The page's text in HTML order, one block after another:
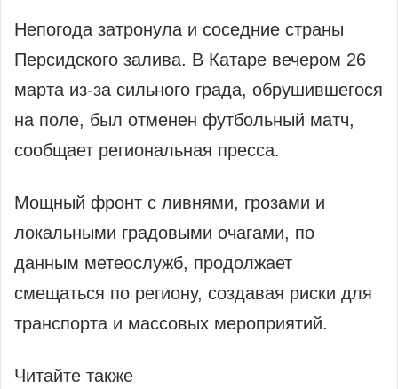
Непогода затронула и соседние страны
Персидского залива. В Катаре вечером 26
марта из‑за сильного града, обрушившегося
на поле, был отменен футбольный матч,
сообщает региональная пресса.
Мощный фронт с ливнями, грозами и
локальными градовыми очагами, по
данным метеослужб, продолжает
смещаться по региону, создавая риски для
транспорта и массовых мероприятий.
Читайте также